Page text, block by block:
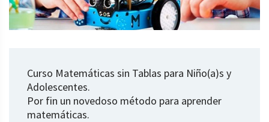
Curso Matemáticas sin Tablas para Niño(a)s y
Adolescentes.
Por fin un novedoso método para aprender
matemáticas.